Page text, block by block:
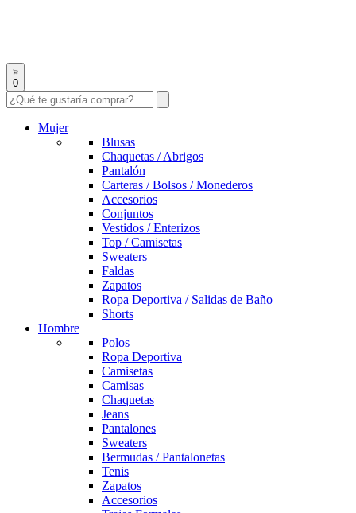
0
Mujer
Blusas
Chaquetas / Abrigos
Pantalón
Carteras / Bolsos / Monederos
Accesorios
Conjuntos
Vestidos / Enterizos
Top / Camisetas
Sweaters
Faldas
Zapatos
Ropa Deportiva / Salidas de Baño
Shorts
Hombre
Polos
Ropa Deportiva
Camisetas
Camisas
Chaquetas
Jeans
Pantalones
Sweaters
Bermudas / Pantalonetas
Tenis
Zapatos
Accesorios